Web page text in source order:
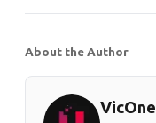
About the Author
VicOne